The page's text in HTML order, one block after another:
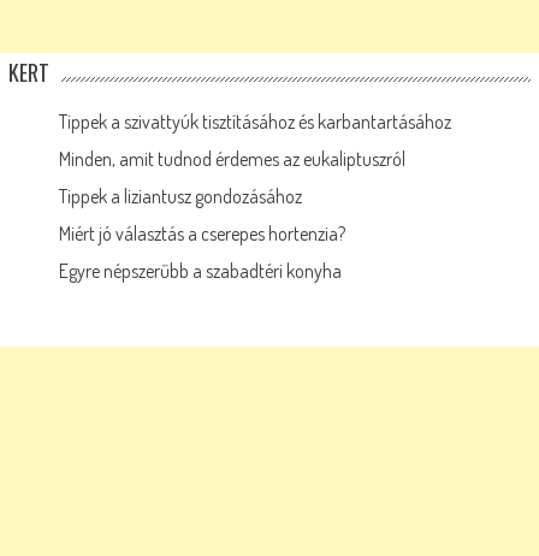
KERT
Tippek a szivattyúk tisztításához és karbantartásához
Minden, amit tudnod érdemes az eukaliptuszról
Tippek a liziantusz gondozásához
Miért jó választás a cserepes hortenzia?
Egyre népszerűbb a szabadtéri konyha